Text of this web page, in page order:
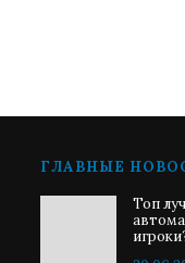
ГЛАВНЫЕ
Топ